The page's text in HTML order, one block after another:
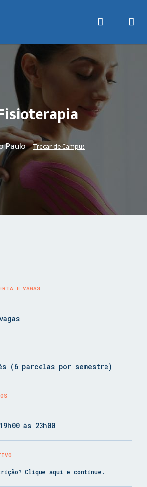
Paulo Trocar de Campus
E VAGAS
(6 parcelas por semestre)
às 23h00
Clique aqui e continue.